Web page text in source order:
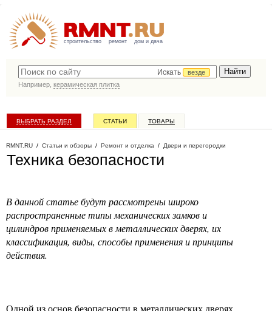
строительство ремонт дом и дача
Искать
везде
Например, керамическая плитка
ВЫБРАТЬ РАЗДЕЛ СТАТЬИ ТОВАРЫ
RMNT.RU / Статьи и обзоры / Ремонт и отделка / Двери и перегородки
Техника безопасности
В данной статье будут рассмотрены широко
распространенные типы механических замков и
цилиндров применяемых в металлических дверях, их
классификация, виды, способы применения и принципы
действия.
Одной из основ безопасности в металлических дверях